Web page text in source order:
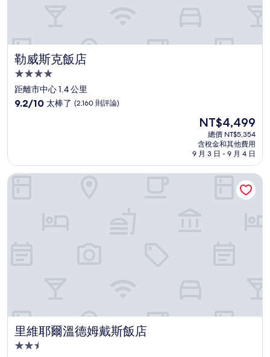
勒威斯克飯店
勒威斯克飯店
4.0
星
級
距離市中心 1.4 公里
9.2
太
棒
9.2/10 太棒了 (2,160 則評論)
現
價
格
為
NT$4,499
NT$4,499
總價 NT$5,354
含稅金和其他費用
9 月 3 日 - 9 月 4 日
里維耶爾溫德姆戴斯飯店
里維耶爾溫德姆戴斯飯店
2.5
里維耶爾溫德姆戴斯飯店